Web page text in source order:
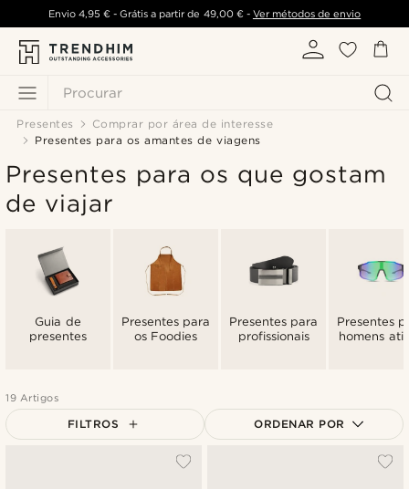
Procurar
Envio 4,95 €- Grátis a partir de 49,00 €- Ver métodos de envio
Presentes
Comprar por área de interesse
Presentes para os amantes de viagens
Presentes para os que gostam
de viajar
Guia de
presentes
Presentes para
os Foodies
Presentes para
profissionais
Presentes
homens
19 Artigos
FILTROS ORDENAR POR